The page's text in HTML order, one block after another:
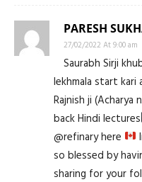
PARESH
27/02/2022 At 9:00 am
Saurabh Sirji
lekhmala start kari
Rajnish ji (Acharya
back Hindi lectures
@refinary here
so blessed by
sharing for your